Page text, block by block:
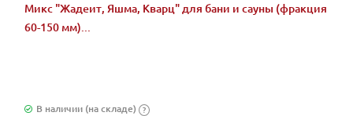
Микс "Жадеит, Яшма, Кварц" для бани и сауны (фракция
60-150 мм)...
В наличии (на складе) ?